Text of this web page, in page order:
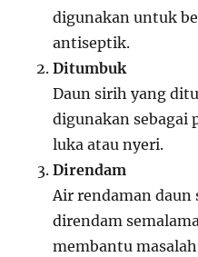
digunakan untuk
antiseptik.
Ditumbuk
Daun sirih yang
digunakan sebagai
luka atau nyeri.
Direndam
Air rendaman daun
direndam
membantu